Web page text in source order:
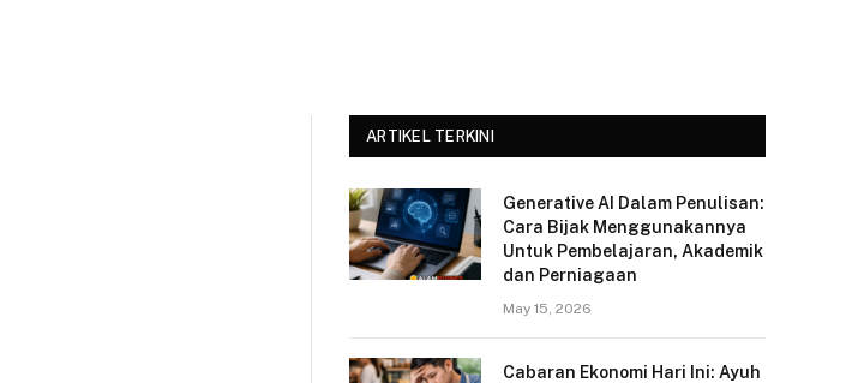
ARTIKEL TERKINI
Generative AI Dalam Penulisan:
Cara Bijak Menggunakannya
Untuk Pembelajaran, Akademik
dan Perniagaan
May 15, 2026
Cabaran Ekonomi Hari Ini: Ayuh